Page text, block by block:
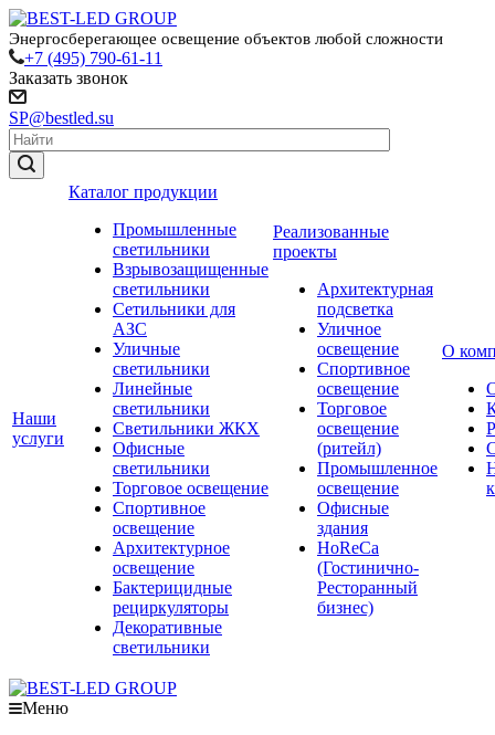
Энергосберегающее освещение объектов любой сложности
+7 (495) 790-61-11
Заказать звонок
SP@bestled.su
Наши
услуги
Каталог продукции
Промышленные
светильники
Взрывозащищенные
светильники
Сетильники для
АЗС
Уличные
светильники
Линейные
светильники
Светильники ЖКХ
Офисные
светильники
Торговое освещение
Спортивное
освещение
Архитектурное
освещение
Бактерицидные
рециркуляторы
Декоративные
светильники
Реализованные
проекты
Архитектурная
подсветка
Уличное
освещение
Спортивное
освещение
Торговое
освещение
(ритейл)
Промышленное
освещение
Офисные
здания
HoReCa
(Гостинично-
Ресторанный
бизнес)
О
Меню